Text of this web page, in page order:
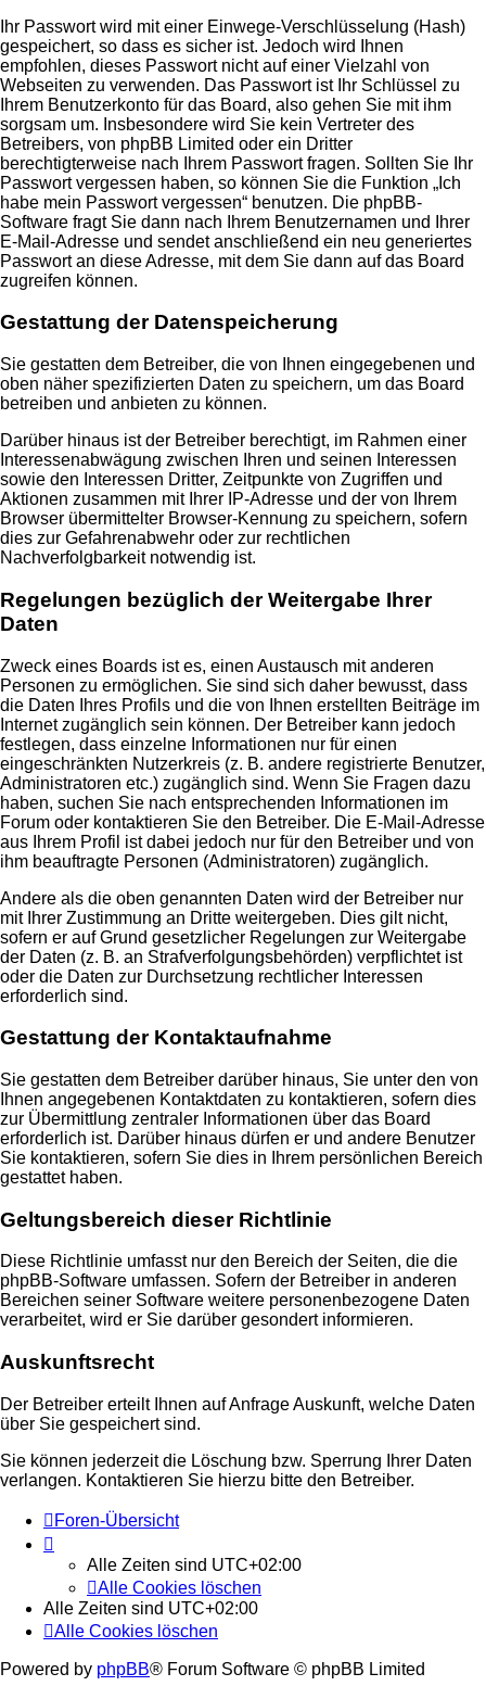
Ihr Passwort wird mit einer Einwege-Verschlüsselung (Hash)
gespeichert, so dass es sicher ist. Jedoch wird Ihnen
empfohlen, dieses Passwort nicht auf einer Vielzahl von
Webseiten zu verwenden. Das Passwort ist Ihr Schlüssel zu
Ihrem Benutzerkonto für das Board, also gehen Sie mit ihm
sorgsam um. Insbesondere wird Sie kein Vertreter des
Betreibers, von phpBB Limited oder ein Dritter
berechtigterweise nach Ihrem Passwort fragen. Sollten Sie Ihr
Passwort vergessen haben, so können Sie die Funktion „Ich
habe mein Passwort vergessen“ benutzen. Die phpBB-
Software fragt Sie dann nach Ihrem Benutzernamen und Ihrer
E-Mail-Adresse und sendet anschließend ein neu generiertes
Passwort an diese Adresse, mit dem Sie dann auf das Board
zugreifen können.
Gestattung der Datenspeicherung
Sie gestatten dem Betreiber, die von Ihnen eingegebenen und
oben näher spezifizierten Daten zu speichern, um das Board
betreiben und anbieten zu können.
Darüber hinaus ist der Betreiber berechtigt, im Rahmen einer
Interessenabwägung zwischen Ihren und seinen Interessen
sowie den Interessen Dritter, Zeitpunkte von Zugriffen und
Aktionen zusammen mit Ihrer IP-Adresse und der von Ihrem
Browser übermittelter Browser-Kennung zu speichern, sofern
dies zur Gefahrenabwehr oder zur rechtlichen
Nachverfolgbarkeit notwendig ist.
Regelungen bezüglich der Weitergabe Ihrer
Daten
Zweck eines Boards ist es, einen Austausch mit anderen
Personen zu ermöglichen. Sie sind sich daher bewusst, dass
die Daten Ihres Profils und die von Ihnen erstellten Beiträge im
Internet zugänglich sein können. Der Betreiber kann jedoch
festlegen, dass einzelne Informationen nur für einen
eingeschränkten Nutzerkreis (z. B. andere registrierte Benutzer,
Administratoren etc.) zugänglich sind. Wenn Sie Fragen dazu
haben, suchen Sie nach entsprechenden Informationen im
Forum oder kontaktieren Sie den Betreiber. Die E-Mail-Adresse
aus Ihrem Profil ist dabei jedoch nur für den Betreiber und von
ihm beauftragte Personen (Administratoren) zugänglich.
Andere als die oben genannten Daten wird der Betreiber nur
mit Ihrer Zustimmung an Dritte weitergeben. Dies gilt nicht,
sofern er auf Grund gesetzlicher Regelungen zur Weitergabe
der Daten (z. B. an Strafverfolgungsbehörden) verpflichtet ist
oder die Daten zur Durchsetzung rechtlicher Interessen
erforderlich sind.
Gestattung der Kontaktaufnahme
Sie gestatten dem Betreiber darüber hinaus, Sie unter den von
Ihnen angegebenen Kontaktdaten zu kontaktieren, sofern dies
zur Übermittlung zentraler Informationen über das Board
erforderlich ist. Darüber hinaus dürfen er und andere Benutzer
Sie kontaktieren, sofern Sie dies in Ihrem persönlichen Bereich
gestattet haben.
Geltungsbereich dieser Richtlinie
Diese Richtlinie umfasst nur den Bereich der Seiten, die die
phpBB-Software umfassen. Sofern der Betreiber in anderen
Bereichen seiner Software weitere personenbezogene Daten
verarbeitet, wird er Sie darüber gesondert informieren.
Auskunftsrecht
Der Betreiber erteilt Ihnen auf Anfrage Auskunft, welche Daten
über Sie gespeichert sind.
Sie können jederzeit die Löschung bzw. Sperrung Ihrer Daten
verlangen. Kontaktieren Sie hierzu bitte den Betreiber.
Foren-Übersicht
Alle Zeiten sind UTC+02:00
Alle Cookies löschen
Alle Zeiten sind UTC+02:00
Alle Cookies löschen
Powered by phpBB® Forum Software © phpBB Limited